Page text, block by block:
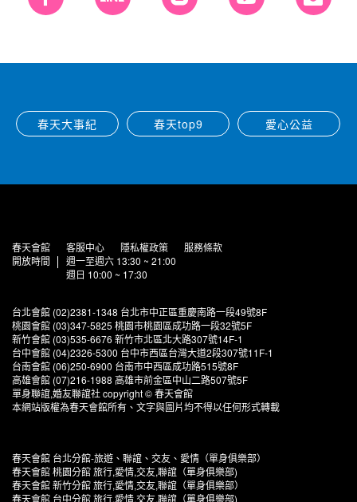
春天大事紀 春天top9 愛心公益
春天會館 客服中心 隱私權政策
服務條款
開放時間
週一至週六 13:30 ~ 21:00
週日 10:00 ~ 17:30
台北會館 (02)2381-1348 台北市中正區重慶南路一段49號8F
桃園會館 (03)347-5825 桃園市桃園區成功路一段32號5F
新竹會館 (03)535-6676 新竹市北區北大路307號14F-1
台中會館 (04)2326-5300 台中市西區台灣大道2段307號11F-1
台南會館 (06)250-6900 台南市中西區成功路515號8F
高雄會館 (07)216-1988 高雄市前金區中山二路507號5F
單身聯誼,婚友聯誼社 copyright © 春天會館
本網站版權為春天會館所有、文字與圖片均不得以任何形式轉載
春天會館 台北分館-旅遊、聯誼、交友、愛情（單身俱樂部）
春天會館 桃園分館 旅行,愛情,交友,聯誼（單身俱樂部)
春天會館 新竹分館 旅行,愛情,交友,聯誼（單身俱樂部）
春天會館 台中分館 旅行,愛情,交友,聯誼（單身俱樂部)